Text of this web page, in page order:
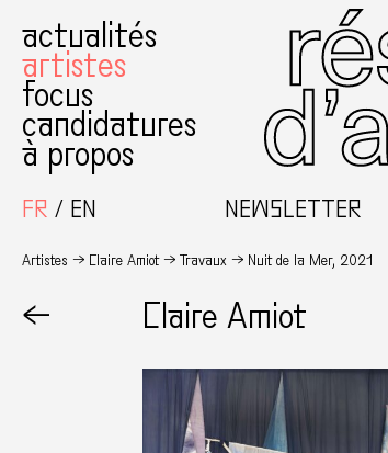
actualités
artistes
focus
candidatures
à propos
FR
EN NEWSLETTER
Artistes Claire Amiot Travaux Nuit de la Mer, 2021
← Claire Amiot